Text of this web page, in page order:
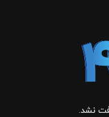
نشد.